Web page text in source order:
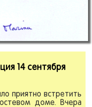
14 сентября
приятно встретить
доме. Вчера